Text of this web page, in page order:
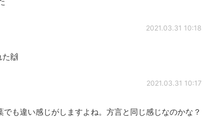
2021.03.31 10:18
🙌
2021.03.31 10:17
も違い感じがしますよね。方言と同じ感じなのかな？